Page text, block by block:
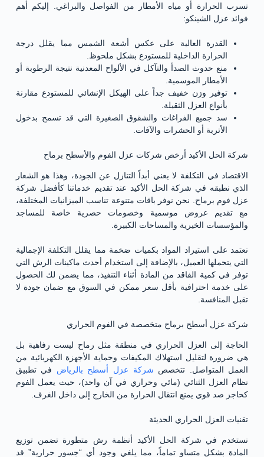
تسرب الحرارة أو مياه الأمطار من الفواصل والبراغي. إليكم أهم
فوائد عزل الشينكو:
القدرة العالية على عكس أشعة الشمس مما يقلل درجة
الحرارة الداخلية للمستودع بشكل ملحوظ.
منع حدوث الصدأ والتآكل في الألواح المعدنية نتيجة الرطوبة أو
الأمطار الموسمية.
توفير وزن خفيف جداً على الهيكل الإنشائي للمستودع مقارنة
بأنواع العزل الثقيلة.
سد جميع الفراغات والشقوق الصغيرة التي قد تسمح بدخول
الأتربة أو الحشرات والآفات.
شركة الحل الأكيد أرخص شركات عزل الفوم والأسطح برماح
الاقتصاد في التكلفة لا يعني أبداً التنازل عن الجودة، وهذا هو الشعار
الذي نطبقه في شركة الحل الأكيد عند تقديم خدماتنا كأفضل شركة
عزل فوم برماح. نحن نوفر باقات متنوعة تناسب الميزانيات المختلفة،
مع تقديم عروض موسمية وخصومات حصرية خاصة للمساجد
والمؤسسات الخيرية والمساحات الكبيرة.
نعتمد على استيراد المواد بكميات ضخمة مما يقلل التكلفة الإجمالية
التي يتحملها العميل، بالإضافة إلى استخدام أحدث ماكينات الرش التي
توفر في كمية الفاقد من المادة أثناء التنفيذ، مما يضمن لك الحصول
على خدمة احترافية بأقل سعر ممكن في السوق مع ضمان جودة لا
تقبل المنافسة.
شركة عزل أسطح برماح متخصصة في الفوم الحراري
الحاجة إلى العزل الحراري في منطقة مثل رماح ليست رفاهية بل
هي ضرورة لتقليل استهلاك المكيفات وحماية الأجهزة الكهربائية من
العمل المتواصل. تتخصص شركة عزل أسطح بالرياض في تطبيق
نظام العزل الثنائي (مائي وحراري في آن واحد)، حيث يعمل الفوم
كحاجز صد قوي يمنع انتقال الحرارة من الخارج إلى داخل الغرف.
تقنيات العزل الحراري الحديثة
نستخدم في شركة الحل الأكيد أنظمة رش متطورة تضمن توزيع
المادة بشكل متساوٍ تماماً، مما يلغي وجود أي “جسور حرارية” قد